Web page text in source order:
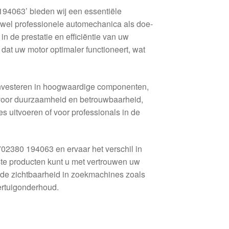
bieden wij een essentiële
professionele automechanica als doe-
de prestatie en efficiëntie van uw
uw motor optimaler functioneert, wat
in hoogwaardige componenten,
duurzaamheid en betrouwbaarheid,
uitvoeren of voor professionals in de
194063 en ervaar het verschil in
producten kunt u met vertrouwen uw
zichtbaarheid in zoekmachines zoals